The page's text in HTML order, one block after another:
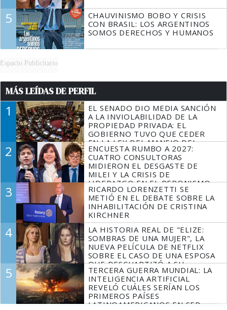
5
CHAUVINISMO BOBO Y CRISIS
CON BRASIL: LOS ARGENTINOS
SOMOS DERECHOS Y HUMANOS
Espacio Publicitario
MÁS LEÍDAS DE PERFIL
1
EL SENADO DIO MEDIA SANCIÓN
A LA INVIOLABILIDAD DE LA
PROPIEDAD PRIVADA: EL
GOBIERNO TUVO QUE CEDER
EN LA LEY DEL MANEJO DEL
FUEGO
2
ENCUESTA RUMBO A 2027:
CUATRO CONSULTORAS
MIDIERON EL DESGASTE DE
MILEI Y LA CRISIS DE
LIDERAZGO EN EL PERONISMO
3
RICARDO LORENZETTI SE
METIÓ EN EL DEBATE SOBRE LA
INHABILITACIÓN DE CRISTINA
KIRCHNER
4
LA HISTORIA REAL DE "ELIZE:
SOMBRAS DE UNA MUJER", LA
NUEVA PELÍCULA DE NETFLIX
SOBRE EL CASO DE UNA ESPOSA
QUE DESCUARTIZÓ A SU
MARIDO
5
TERCERA GUERRA MUNDIAL: LA
INTELIGENCIA ARTIFICIAL
REVELÓ CUÁLES SERÍAN LOS
PRIMEROS PAÍSES
LATINOAMERICANOS EN SER